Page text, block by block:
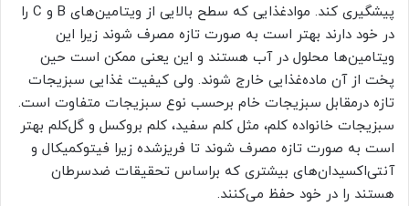
پیشگیری کند. موادغذایی که سطح بالایی از ویتامین‌های B و C را
در خود دارند بهتر است به صورت تازه مصرف شوند زیرا این
ویتامین‌ها محلول در آب هستند و این یعنی ممکن است حین
پخت از آن ماده‌غذایی خارج شوند. ولی کیفیت غذایی سبزیجات
تازه درمقابل سبزیجات خام برحسب نوع سبزیجات متفاوت است.
سبزیجات خانواده کلم، مثل کلم سفید، کلم بروکسل و گل‌کلم بهتر
است به صورت تازه مصرف شوند تا فریزشده زیرا فیتوکمیکال و
آنتی‌اکسیدان‌های بیشتری که براساس تحقیقات ضدسرطان
هستند را در خود حفظ می‌کنند.